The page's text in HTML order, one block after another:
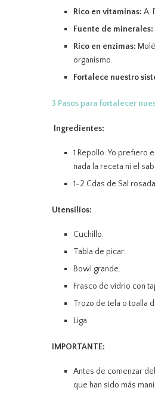
Rico en vitaminas: A,
Fuente de minerales:
Rico en enzimas:
organismo.
Fortalece nuestro
3 Pasos para fortalecer
Ingredientes:
1 Repollo. Yo prefiero
nada la receta ni el
1-2 Cdas de Sal
Utensilios:
Cuchillo.
Tabla de picar.
Bowl grande.
Frasco de vidrio con
Trozo de tela o toalla
Liga.
IMPORTANTE:
Antes de comenzar
que han sido más